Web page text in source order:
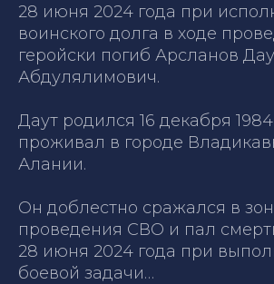
28 июня 2024 года при
воинского долга в ходе
геройски погиб Арсланов
Абдулялимович.
Даут родился 16 декабря
проживал в городе
Алании.
Он доблестно сражался в
проведения СВО и пал
28 июня 2024 года при
боевой задачи…